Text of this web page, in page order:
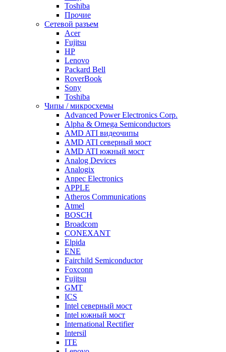
Toshiba
Прочие
Сетевой разъем
Acer
Fujitsu
HP
Lenovo
Packard Bell
RoverBook
Sony
Toshiba
Чипы / микросхемы
Advanced Power Electronics Corp.
Alpha & Omega Semiconductors
AMD ATI видеочипы
AMD ATI северный мост
AMD ATI южный мост
Analog Devices
Analogix
Anpec Electronics
APPLE
Atheros Communications
Atmel
BOSCH
Broadcom
CONEXANT
Elpida
ENE
Fairchild Semiconductor
Foxconn
Fujitsu
GMT
ICS
Intel северный мост
Intel южный мост
International Rectifier
Intersil
ITE